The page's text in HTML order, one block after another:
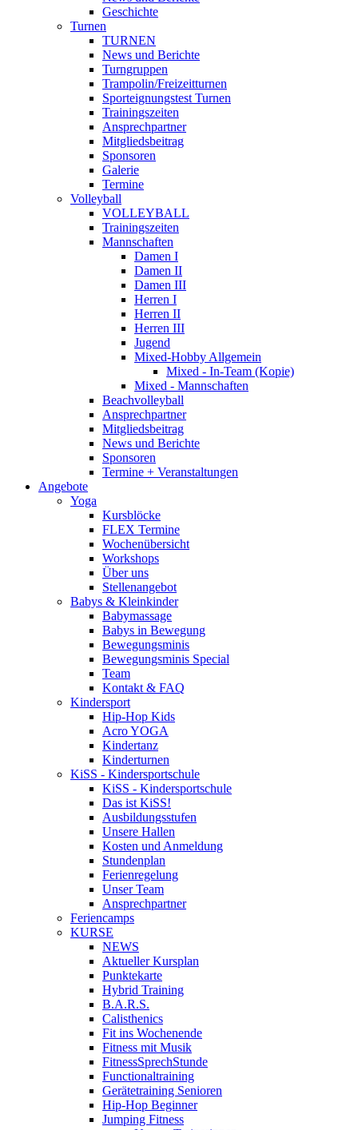
Geschichte
Turnen
TURNEN
News und Berichte
Turngruppen
Trampolin/Freizeitturnen
Sporteignungstest Turnen
Trainingszeiten
Ansprechpartner
Mitgliedsbeitrag
Sponsoren
Galerie
Termine
Volleyball
VOLLEYBALL
Trainingszeiten
Mannschaften
Damen I
Damen II
Damen III
Herren I
Herren II
Herren III
Jugend
Mixed-Hobby Allgemein
Mixed - In-Team (Kopie)
Mixed - Mannschaften
Beachvolleyball
Ansprechpartner
Mitgliedsbeitrag
News und Berichte
Sponsoren
Termine + Veranstaltungen
Angebote
Yoga
Kursblöcke
FLEX Termine
Wochenübersicht
Workshops
Über uns
Stellenangebot
Babys & Kleinkinder
Babymassage
Babys in Bewegung
Bewegungsminis
Bewegungsminis Special
Team
Kontakt & FAQ
Kindersport
Hip-Hop Kids
Acro YOGA
Kindertanz
Kinderturnen
KiSS - Kindersportschule
KiSS - Kindersportschule
Das ist KiSS!
Ausbildungsstufen
Unsere Hallen
Kosten und Anmeldung
Stundenplan
Ferienregelung
Unser Team
Ansprechpartner
Feriencamps
KURSE
NEWS
Aktueller Kursplan
Punktekarte
Hybrid Training
B.A.R.S.
Calisthenics
Fit ins Wochenende
Fitness mit Musik
FitnessSprechStunde
Functionaltraining
Gerätetraining Senioren
Hip-Hop Beginner
Jumping Fitness